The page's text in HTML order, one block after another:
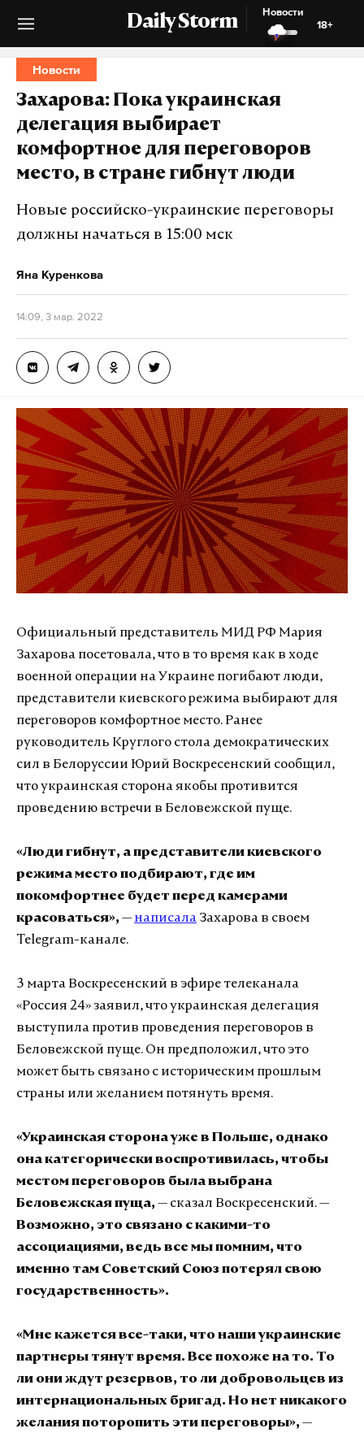
Daily Storm
Новости
18+
Новости
Захарова: Пока украинская
делегация выбирает
комфортное для переговоров
место, в стране гибнут люди
Новые российско-украинские переговоры
должны начаться в 15:00 мск
Яна Куренкова
14:09, 3 мар. 2022
Официальный представитель МИД РФ Мария
Захарова посетовала, что в то время как в ходе
военной операции на Украине погибают люди,
представители киевского режима выбирают для
переговоров комфортное место. Ранее
руководитель Круглого стола демократических
сил в Белоруссии Юрий Воскресенский сообщил,
что украинская сторона якобы противится
проведению встречи в Беловежской пуще.
«Люди гибнут, а представители киевского
режима место подбирают, где им
покомфортнее будет перед камерами
красоваться», — написала Захарова в своем
Telegram-канале.
3 марта Воскресенский в эфире телеканала
«Россия 24» заявил, что украинская делегация
выступила против проведения переговоров в
Беловежской пуще. Он предположил, что это
может быть связано с историческим прошлым
страны или желанием потянуть время.
«Украинская сторона уже в Польше, однако
она категорически воспротивилась, чтобы
местом переговоров была выбрана
Беловежская пуща, — сказал Воскресенский. —
Возможно, это связано с какими-то
ассоциациями, ведь все мы помним, что
именно там Советский Союз потерял свою
государственность».
«Мне кажется все-таки, что наши украинские
партнеры тянут время. Все похоже на то. То
ли они ждут резервов, то ли добровольцев из
интернациональных бригад. Но нет никакого
желания поторопить эти переговоры», —